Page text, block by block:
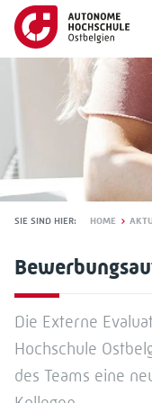
SIE SIND HIER: HOME
Die Externe
Hochschule
des Teams eine